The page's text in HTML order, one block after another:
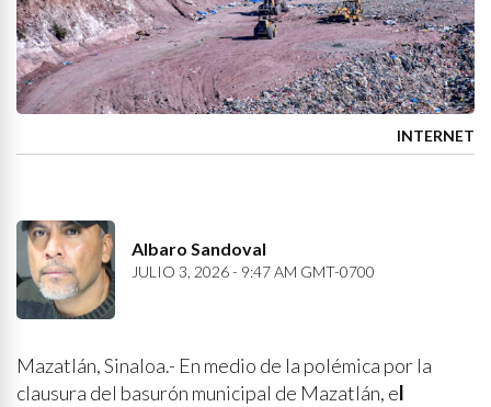
INTERNET
Albaro Sandoval
JULIO 3, 2026 - 9:47 AM GMT-0700
Mazatlán, Sinaloa.- En medio de la polémica por la
clausura del basurón municipal de Mazatlán, el